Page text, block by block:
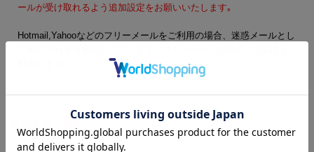
ールが受け取れるよう追加設定をお願いいたします｡
Hotmail,Yahooなどのフリーメールをご利用の場合、迷惑メールとし